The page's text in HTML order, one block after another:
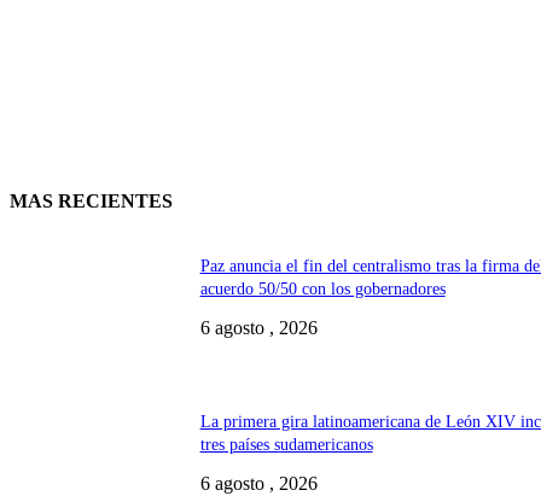
MAS RECIENTES
Paz anuncia el fin del centralismo tras la firma
acuerdo 50/50 con los gobernadores
6 agosto , 2026
La primera gira latinoamericana de León XIV
tres países sudamericanos
6 agosto , 2026